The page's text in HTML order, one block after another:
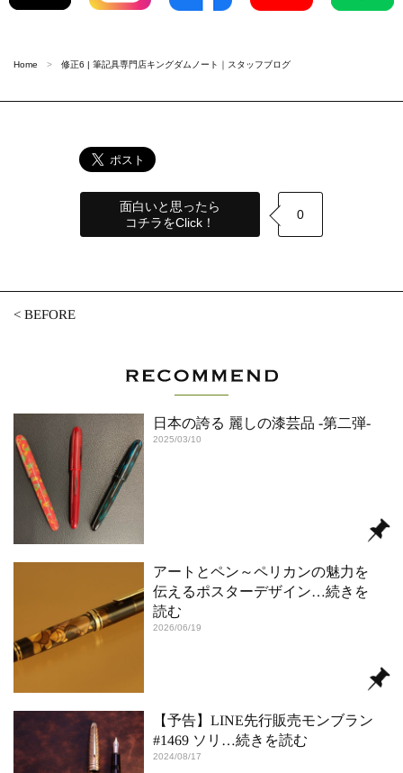
Home 修正6 | 筆記具専門店キングダムノート｜スタッフブログ
面白いと思ったら
コチラをClick！
0
<BEFORE
日本の誇る 麗しの漆芸品 ‐第二弾‐
2025/03/10
アートとペン～ペリカンの魅力を
伝えるポスターデザイン…続きを
読む
2026/06/19
【予告】LINE先行販売モンブラン
#1469 ソリ …続きを読む
2024/08/17